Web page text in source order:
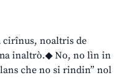
cirînus, noaltris de
inaltrò.◆ No, no lìn in
che no si rindin” nol